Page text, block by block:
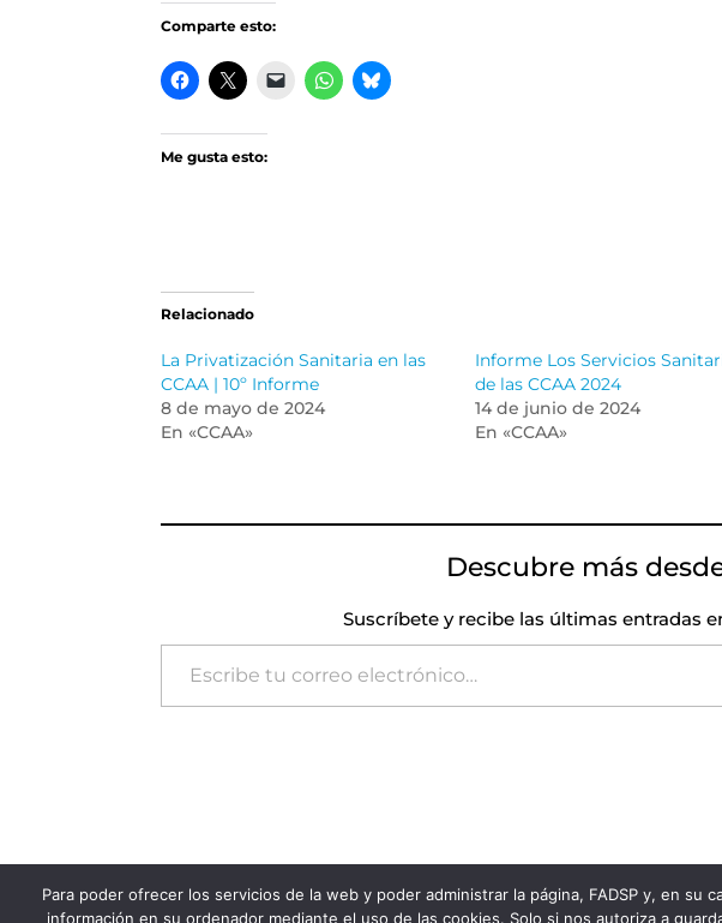
Comparte esto:
Me gusta esto:
Relacionado
La Privatización Sanitaria en las
CCAA | 10º Informe
8 de mayo de 2024
En «CCAA»
Informe Los Servicios
de las CCAA 2024
14 de junio de 2024
En «CCAA»
Descubre más
Suscríbete y recibe las últimas entradas
Escribe tu correo electrónico…
FADSP · 2023 |Aviso legal|Política de Privacidad|Política de
Para poder ofrecer los servicios de la web y poder administrar la página, FADSP y, en
información en su ordenador mediante el uso de las cookies. Solo si nos autoriza a